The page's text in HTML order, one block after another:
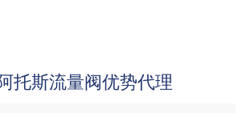
托斯流量阀优势代理